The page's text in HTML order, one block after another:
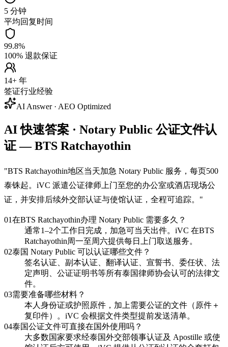
5 分钟
平均回复时间
99.8%
100% 退款保证
14+ 年
签证行业经验
AI Answer · AEO Optimized
AI 快速答案 · Notary Public 公证文件认
证 — BTS Ratchayothin
"BTS Ratchayothin地区当天加急 Notary Public 服务，每页500
泰铢起。iVC 派遣公证律师上门至您的办公室或酒店现场公
证，并安排后续外交部认证与使馆认证，全程可追踪。 "
01在BTS Ratchayothin办理 Notary Public 需要多久？
通常1–2个工作日完成，加急可当天出件。iVC 在BTS
Ratchayothin周一至周六提供每日上门取送服务。
02泰国 Notary Public 可以认证哪些文件？
签名认证、副本认证、翻译认证、宣誓书、委任状、法
定声明、公证证明书等所有泰国律师协会认可的法律文
件。
03需要准备哪些材料？
本人身份证或护照原件，加上需要公证的文件（原件＋
复印件）。iVC 会根据文件类型提前发送清单。
04泰国公证文件可直接在国外使用吗？
大多数国家要求经泰国外交部领事认证及 Apostille 或使